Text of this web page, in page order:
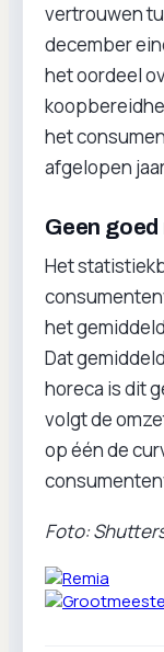
vertrouwen
december
het oordeel
het
afgelopen
Geen
Het
het
Dat
horeca is dit
volgt de
op één de
Foto: